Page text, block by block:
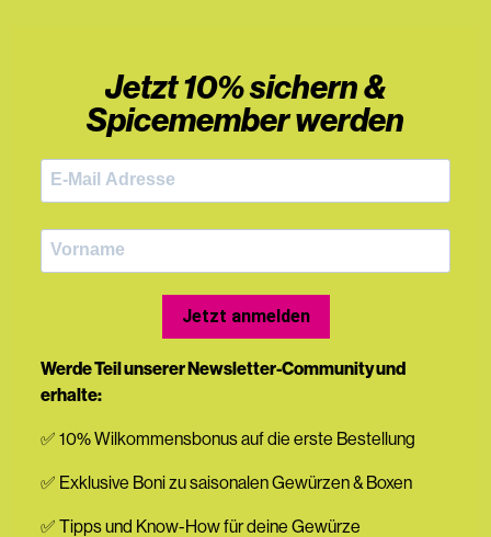
Jetzt 10% sichern &
Spicemember werden
Jetzt anmelden
Werde Teil unserer Newsletter-Community und
erhalte:
✅ 10% Wilkommensbonus auf die erste Bestellung
✅ Exklusive Boni zu saisonalen Gewürzen & Boxen
✅ Tipps und Know-How für deine Gewürze